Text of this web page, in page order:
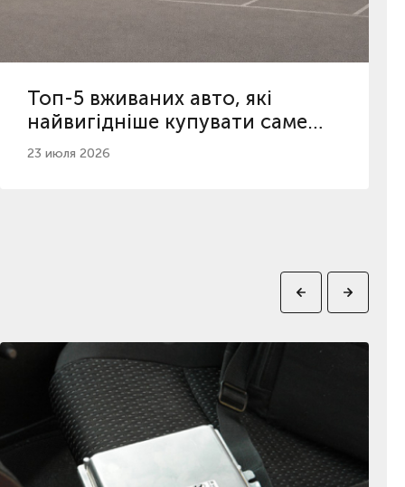
Топ-5 вживаних авто, які
найвигідніше купувати саме
зараз в Україні
23 июля 2026